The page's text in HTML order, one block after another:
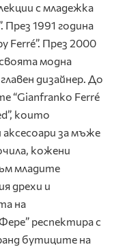
с младежка
През 1991 година
Ferré”. През 2000
модна
дизайнер. До
“Gianfranko Ferré
които
аксесоари за мъже
кожени
младите
дрехи и
на
респектира с
бутиците на